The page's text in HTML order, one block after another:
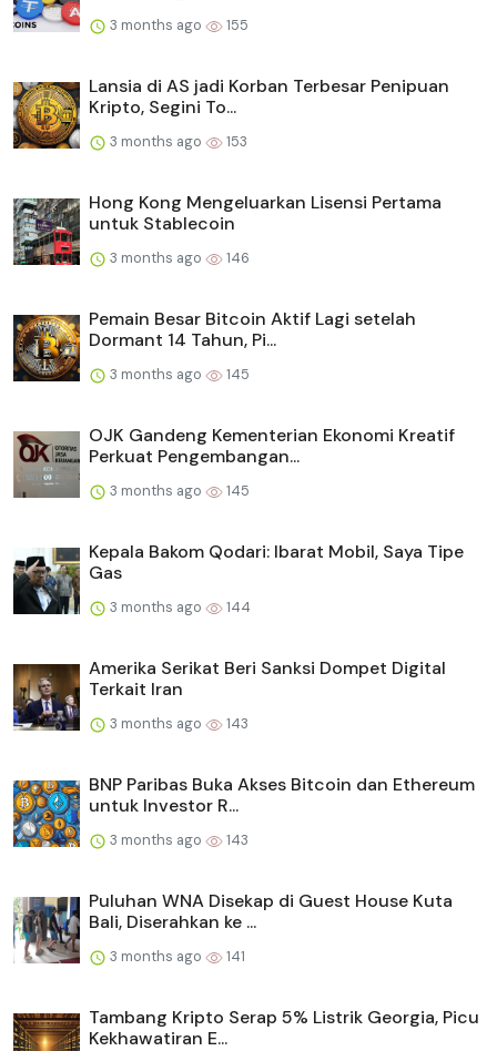
3 months ago 155
Lansia di AS jadi Korban Terbesar Penipuan
Kripto, Segini To...
3 months ago 153
Hong Kong Mengeluarkan Lisensi Pertama
untuk Stablecoin
3 months ago 146
Pemain Besar Bitcoin Aktif Lagi setelah
Dormant 14 Tahun, Pi...
3 months ago 145
OJK Gandeng Kementerian Ekonomi Kreatif
Perkuat Pengembangan...
3 months ago 145
Kepala Bakom Qodari: Ibarat Mobil, Saya Tipe
Gas
3 months ago 144
Amerika Serikat Beri Sanksi Dompet Digital
Terkait Iran
3 months ago 143
BNP Paribas Buka Akses Bitcoin dan Ethereum
untuk Investor R...
3 months ago 143
Puluhan WNA Disekap di Guest House Kuta
Bali, Diserahkan ke ...
3 months ago 141
Tambang Kripto Serap 5% Listrik Georgia, Picu
Kekhawatiran E...